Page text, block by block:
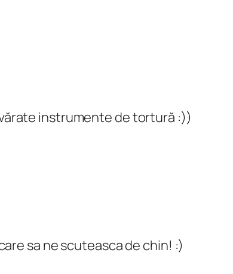
instrumente de tortură :))
sa ne scuteasca de chin! :)